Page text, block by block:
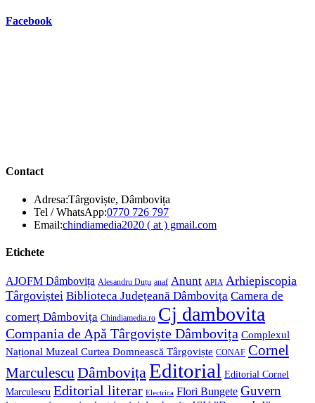
Facebook
Contact
Adresa:Târgoviște, Dâmbovița
Tel / WhatsApp:0770 726 797Opens
in
Email:chindiamedia2020 ( at ) gmail.comOpens
Etichete
AJOFM Dâmbovița Alesandru Duțu anaf Anunt APIA Arhiepiscopia
Târgoviștei Biblioteca Județeană Dâmbovița Camera de
comerț Dâmbovița Chindiamedia.ro Cj dambovita
Compania de Apă Târgoviște Dâmbovița Complexul
Național Muzeal Curtea Domnească Târgoviște CONAF Cornel
Marculescu DâmbovițaEditorial Editorial Cornel
Marculescu Editorial literar Electrica Flori Bungete Guvern